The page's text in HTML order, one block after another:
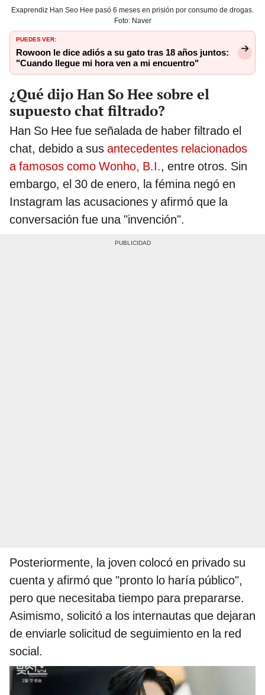
Exaprendiz Han Seo Hee pasó 6 meses en prisión por consumo de drogas.
Foto: Naver
PUEDES VER:
Rowoon le dice adiós a su gato tras 18 años juntos:
"Cuando llegue mi hora ven a mi encuentro"
¿Qué dijo Han So Hee sobre el
supuesto chat filtrado?
Han So Hee fue señalada de haber filtrado el
chat, debido a sus antecedentes relacionados
a famosos como Wonho, B.I., entre otros. Sin
embargo, el 30 de enero, la fémina negó en
Instagram las acusaciones y afirmó que la
conversación fue una "invención".
Posteriormente, la joven colocó en privado su
cuenta y afirmó que "pronto lo haría público",
pero que necesitaba tiempo para prepararse.
Asimismo, solicitó a los internautas que dejaran
de enviarle solicitud de seguimiento en la red
social.